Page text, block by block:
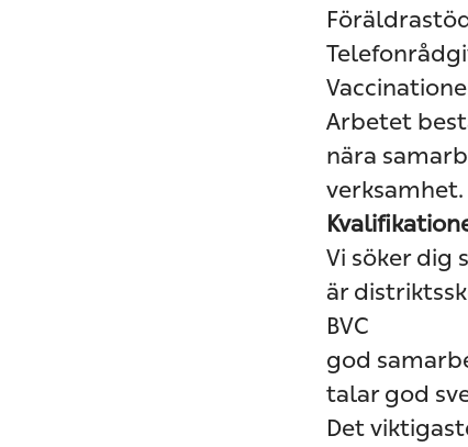
Arbetet
nära
verksamhet.
Vi söker dig
är
BVC
god
talar god
Det